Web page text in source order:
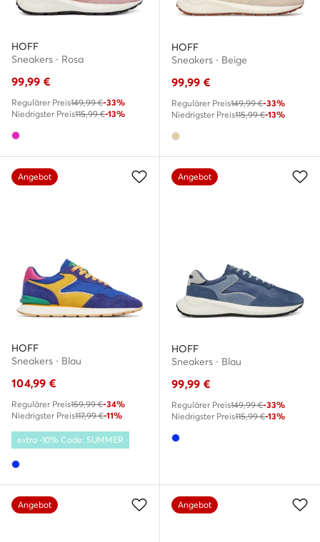
HOFF
Sneakers · Rosa
99,99 €
Regulärer Preis149,99 €-33%
Niedrigster Preis115,99 €-13%
HOFF
Sneakers · Beige
99,99 €
Regulärer Preis149,99 €-33%
Niedrigster Preis115,99 €-13%
Angebot
HOFF
Sneakers · Blau
104,99 €
Regulärer Preis159,99 €-34%
Niedrigster Preis117,99 €-11%
extra -10% Code: SUMMER
Angebot
HOFF
Sneakers · Blau
99,99 €
Regulärer Preis149,99 €-33%
Niedrigster Preis115,99 €-13%
Angebot Angebot